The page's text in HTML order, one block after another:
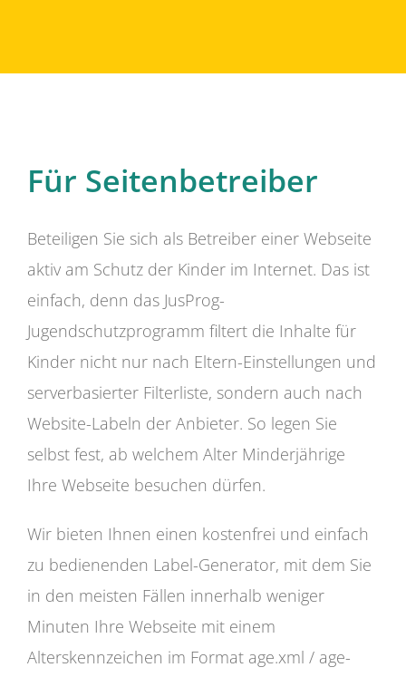
Für Seitenbetreiber
Beteiligen Sie sich als Betreiber einer Webseite
aktiv am Schutz der Kinder im Internet. Das ist
einfach, denn das JusProg-
Jugendschutzprogramm filtert die Inhalte für
Kinder nicht nur nach Eltern-Einstellungen und
serverbasierter Filterliste, sondern auch nach
Website-Labeln der Anbieter. So legen Sie
selbst fest, ab welchem Alter Minderjährige
Ihre Webseite besuchen dürfen.
Wir bieten Ihnen einen kostenfrei und einfach
zu bedienenden Label-Generator, mit dem Sie
in den meisten Fällen innerhalb weniger
Minuten Ihre Webseite mit einem
Alterskennzeichen im Format age.xml / age-